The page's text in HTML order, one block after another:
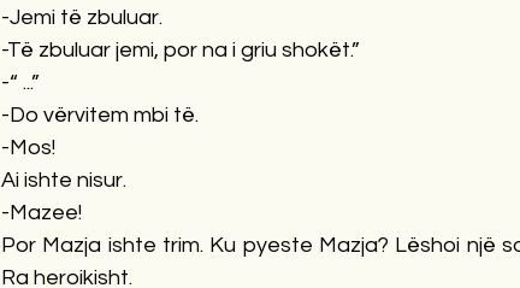
-Jemi të zbuluar.
-Të zbuluar jemi, por na i griu shokët.”
-“ ...”
-Do vërvitem mbi të.
-Mos!
Ai ishte nisur.
-Mazee!
Por Mazja ishte trim. Ku pyeste Mazja? Lëshoi një
Ra heroikisht.